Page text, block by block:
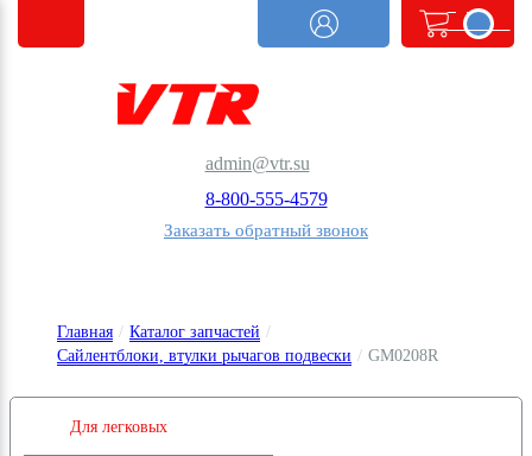
admin@vtr.su
8-800-555-4579
Заказать обратный звонок
order.count
|| 0 @>
Главная / Каталог запчастей /
Сайлентблоки, втулки рычагов подвески / GM0208R
Для легковых